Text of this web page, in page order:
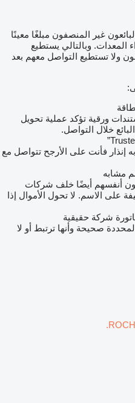
غير المنصفون مبلغًا معينًا
وبالتالي يستطيع
ولا تستطيع التواصل معهم بعد
ورقية تؤكد عملية تحويل
خلال التواصل.
إنذار فأنت على الأرجح تتواصل مع
مشابه
أنفسهم أيضًا خلف شركات
على الاسم. لا تحول الأموال إذا
شركة حقيقية
صحيحة وأنها ترتبط أو لا